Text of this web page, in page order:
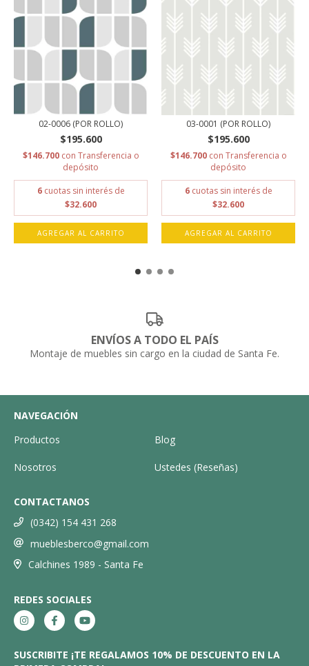
02-0006 (POR ROLLO)
$195.600
$146.700 con Transferencia o
depósito
6 cuotas sin interés de
$32.600
AGREGAR AL CARRITO
03-0001 (POR ROLLO)
$195.600
$146.700 con Transferencia o
depósito
6 cuotas sin interés de
$32.600
AGREGAR AL CARRITO
ENVÍOS A TODO EL PAÍS
Montaje de muebles sin cargo en la ciudad de Santa Fe.
NAVEGACIÓN
Productos
Blog
Nosotros Ustedes (Reseñas)
CONTACTANOS
(0342) 154 431 268
mueblesberco@gmail.com
Calchines 1989 - Santa Fe
REDES SOCIALES
SUSCRIBITE ¡TE REGALAMOS 10% DE DESCUENTO EN LA